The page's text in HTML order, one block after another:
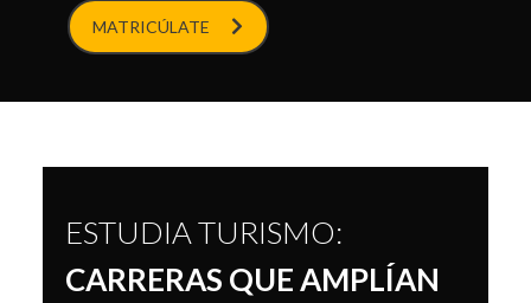
MATRICÚLATE
ESTUDIA TURISMO:
CARRERAS QUE AMPLÍAN